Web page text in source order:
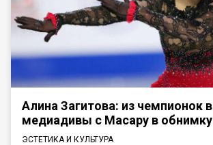
Алина Загитова: из чемпионок в
медиадивы с Масару в обнимку
ЭСТЕТИКА И КУЛЬТУРА